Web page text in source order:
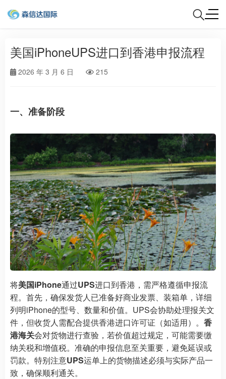
美国iPhoneUPS进口到香港申报流程
2026 年 3 月 6 日 215
一、准备阶段
将美国iPhone通过UPS进口到香港，需严格遵循申报流
程。首先，确保发货人已准备好商业发票、装箱单，详细
列明iPhone的型号、数量和价值。UPS会协助处理报关文
件，但收货人需配合提供香港进口许可证（如适用）。 香
港海关会对货物进行查验，若价值超过规定，可能需要缴
纳关税和增值税。准确的申报信息至关重要，避免延误或
罚款。特别注意UPS运单上的货物描述必须与实际产品一
致，确保顺利通关。